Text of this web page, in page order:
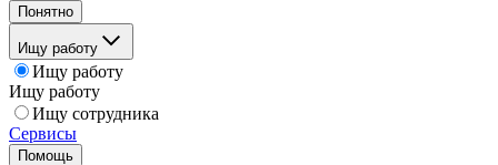
Понятно
Ищу работу
Ищу работу
Ищу работу
Ищу сотрудника
Сервисы
Помощь